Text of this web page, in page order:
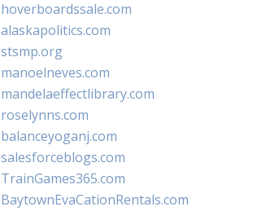
hoverboardssale.com
alaskapolitics.com
stsmp.org
manoelneves.com
mandelaeffectlibrary.com
roselynns.com
balanceyoganj.com
salesforceblogs.com
TrainGames365.com
BaytownEvaCationRentals.com